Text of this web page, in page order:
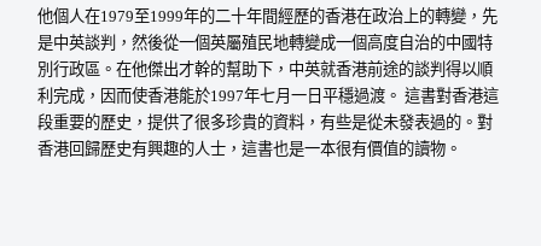
他個人在1979至1999年的二十年間經歷的香港在政治上的轉變，先
是中英談判，然後從一個英屬殖民地轉變成一個高度自治的中國特
別行政區。在他傑出才幹的幫助下，中英就香港前途的談判得以順
利完成，因而使香港能於1997年七月一日平穩過渡。 這書對香港這
段重要的歷史，提供了很多珍貴的資料，有些是從未發表過的。對
香港回歸歷史有興趣的人士，這書也是一本很有價值的讀物。